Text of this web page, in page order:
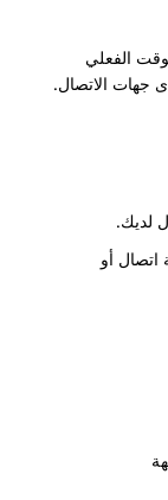
الفعلي
جهات الاتصال.
لديك.
اتصال أو